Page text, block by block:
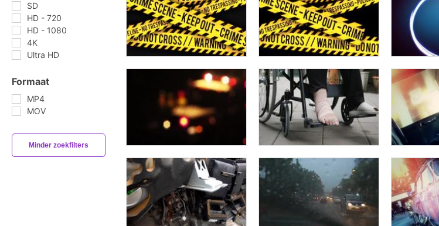
SD
HD - 720
HD - 1080
4K
Ultra HD
Formaat
MP4
MOV
Minder zoekfilters